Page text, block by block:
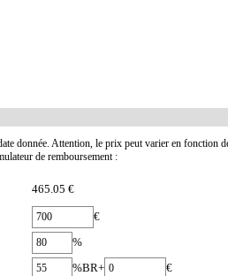
donnée. Attention, le prix peut varier en
de remboursement :
465.05 €
€
%
%BR+ €